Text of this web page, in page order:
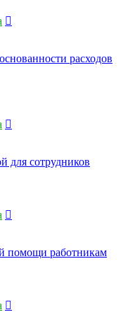
расходов
для сотрудников
помощи работникам